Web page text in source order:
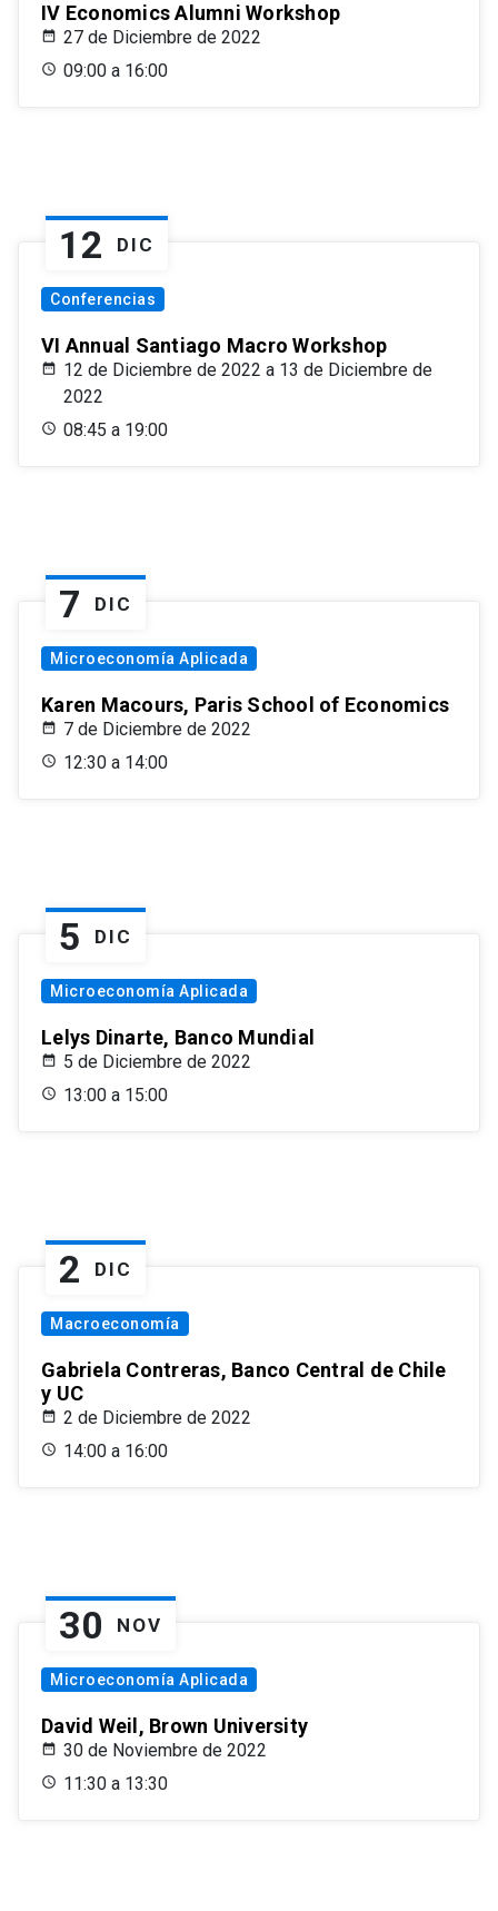
IV Economics Alumni Workshop
27 de Diciembre de 2022
09:00 a 16:00
12 DIC
Conferencias
VI Annual Santiago Macro Workshop
12 de Diciembre de 2022 a 13 de Diciembre de
2022
08:45 a 19:00
7 DIC
Microeconomía Aplicada
Karen Macours, Paris School of Economics
7 de Diciembre de 2022
12:30 a 14:00
5 DIC
Microeconomía Aplicada
Lelys Dinarte, Banco Mundial
5 de Diciembre de 2022
13:00 a 15:00
2 DIC
Macroeconomía
Gabriela Contreras, Banco Central de Chile
y UC
2 de Diciembre de 2022
14:00 a 16:00
30 NOV
Microeconomía Aplicada
David Weil, Brown University
30 de Noviembre de 2022
11:30 a 13:30